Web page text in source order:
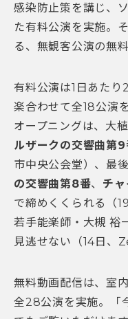
感染防止策を講じ、
た有料公演を実施。
る、無観客公演の無
有料公演は1日あた
楽合わせて全18公演を
オープニングは、大
ルザークの交響曲第9
市中央公会堂）、最
の交響曲第8番、 チャ
で締めくくられる（
若手能楽師・大槻 裕
見逃せない（14日、
無料動画配信は、室
全28公演を実施。「